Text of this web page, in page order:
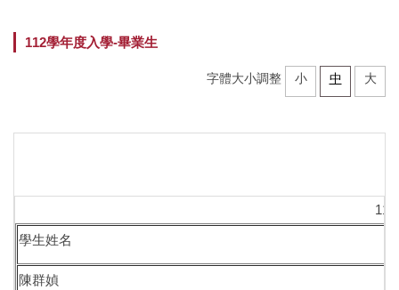
學位考試
招生及學生資訊
課程資訊
學術活動
112學年度入學-畢業生
字體大小調整 小 中 大
學生姓名
陳群媜